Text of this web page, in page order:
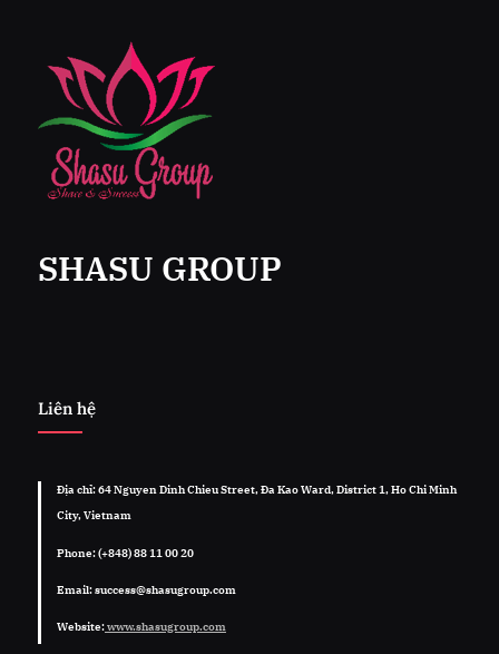
SHASU GROUP
Liên hệ
Địa chỉ: 64 Nguyen Dinh Chieu Street, Đa Kao Ward, District 1, Ho Chi Minh
City, Vietnam
Phone: (+848) 88 11 00 20
Email: success@shasugroup.com
Website:www.shasugroup.com